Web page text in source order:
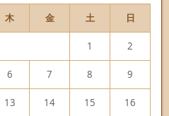
木 金 土 日
1 2
6 7 8 9
13 14 15 16